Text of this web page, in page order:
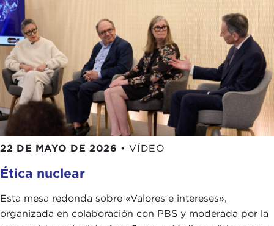
22 DE MAYO DE 2026 • VÍDEO
Ética nuclear
Esta mesa redonda sobre «Valores e intereses»,
organizada en colaboración con PBS y moderada por la